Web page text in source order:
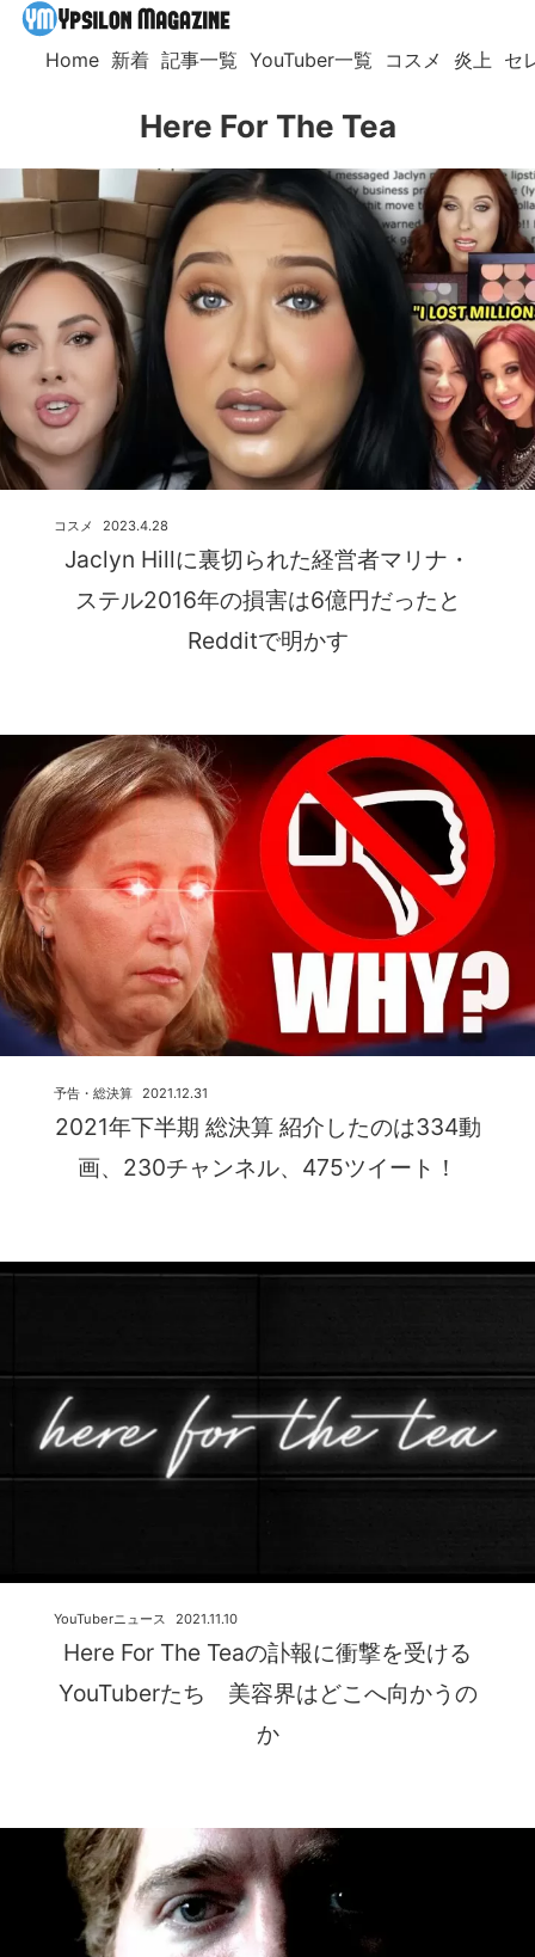
Home 新着 記事一覧 YouTuber一覧 コスメ 炎上 セ
Here For The Tea
Jaclyn Hillに裏切られた経営者マリナ・
ステル2016年の損害は6億円だったと
Redditで明かす
2023.4.28
コスメ
2021年下半期 総決算 紹介したのは334動
画、230チャンネル、475ツイート！
2021.12.31
予告・総決算
Here For The Teaの訃報に衝撃を受ける
YouTuberたち 美容界はどこへ向かうの
か
2021.11.10
YouTuberニュース